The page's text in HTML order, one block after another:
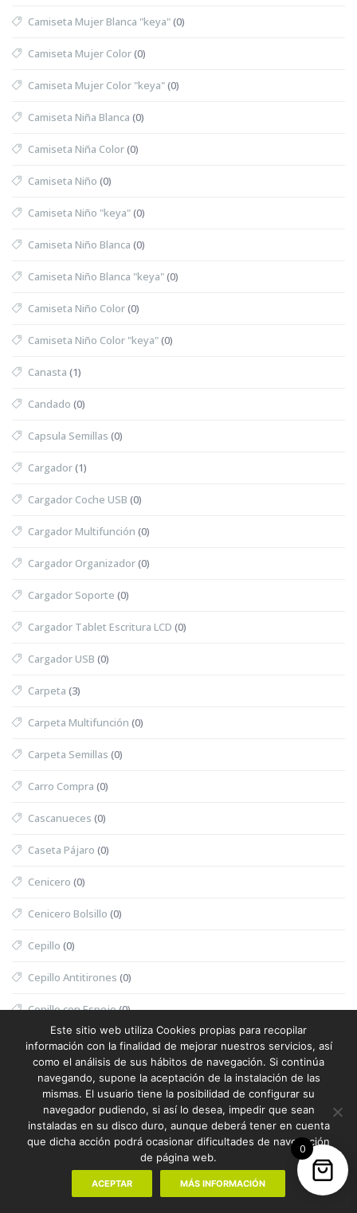
Camiseta Mujer Blanca "keya"(0)
Camiseta Mujer Color(0)
Camiseta Mujer Color "keya"(0)
Camiseta Niña Blanca (0)
Camiseta Niña Color(0)
Camiseta Niño (0)
Camiseta Niño "keya"(0)
Camiseta Niño Blanca (0)
Camiseta Niño Blanca "keya"(0)
Camiseta Niño Color(0)
Camiseta Niño Color "keya"(0)
Canasta (1)
Candado (0)
Capsula Semillas (0)
Cargador(1)
Cargador Coche USB (0)
Cargador Multifunción (0)
Cargador Organizador(0)
Cargador Soporte (0)
Cargador Tablet Escritura LCD (0)
Cargador USB (0)
Carpeta (3)
Carpeta Multifunción (0)
Carpeta Semillas (0)
Carro Compra (0)
Cascanueces (0)
Caseta Pájaro (0)
Cenicero (0)
Cenicero Bolsillo (0)
Cepillo (0)
Cepillo Antitirones (0)
Cepillo con Espejo(0)
Cepillo Dientes (0)
Cepillo Dientes Eléctrico (0)
Cepillo Exfoliante (0)
Cepillo Exfoliante Masajeador(0)
Cepillo Limpiador(0)
Cepillo Mascotas(0)
0
Este sitio web utiliza Cookies propias para recopilar
información con la finalidad de mejorar nuestros servicios, así
como el análisis de sus hábitos de navegación. Si continúa
navegando, supone la aceptación de la instalación de las
mismas. El usuario tiene la posibilidad de configurar su
navegador pudiendo, si así lo desea, impedir que sean
instaladas en su disco duro, aunque deberá tener en cuenta
que dicha acción podrá ocasionar dificultades de navegación
de página web.
ACEPTAR MÁS INFORMACIÓN